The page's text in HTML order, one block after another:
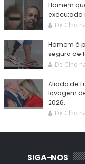
Homem
executado
De Olho
Homem é
seguro de
De Olho
Aliada de
lavagem
2026.
De Olho
SIGA-NOS